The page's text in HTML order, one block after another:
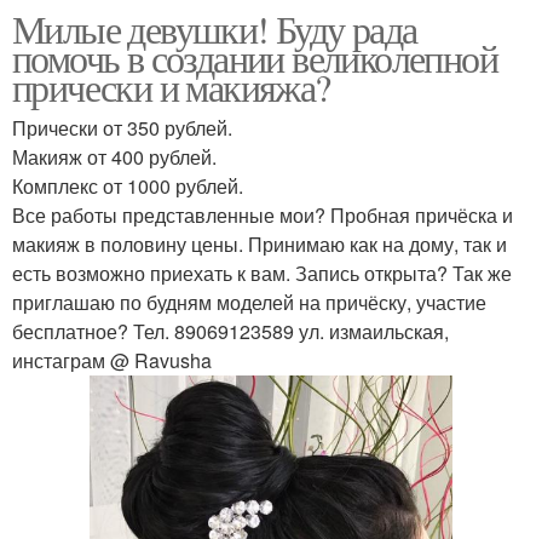
Милые девушки! Буду рада
помочь в создании великолепной
прически и макияжа?
Прически от 350 рублей.
Макияж от 400 рублей.
Комплекс от 1000 рублей.
Все работы представленные мои? Пробная причёска и
макияж в половину цены. Принимаю как на дому, так и
есть возможно приехать к вам. Запись открыта? Так же
приглашаю по будням моделей на причёску, участие
бесплатное? Тел. 89069123589 ул. измаильская,
инстаграм @ Ravusha